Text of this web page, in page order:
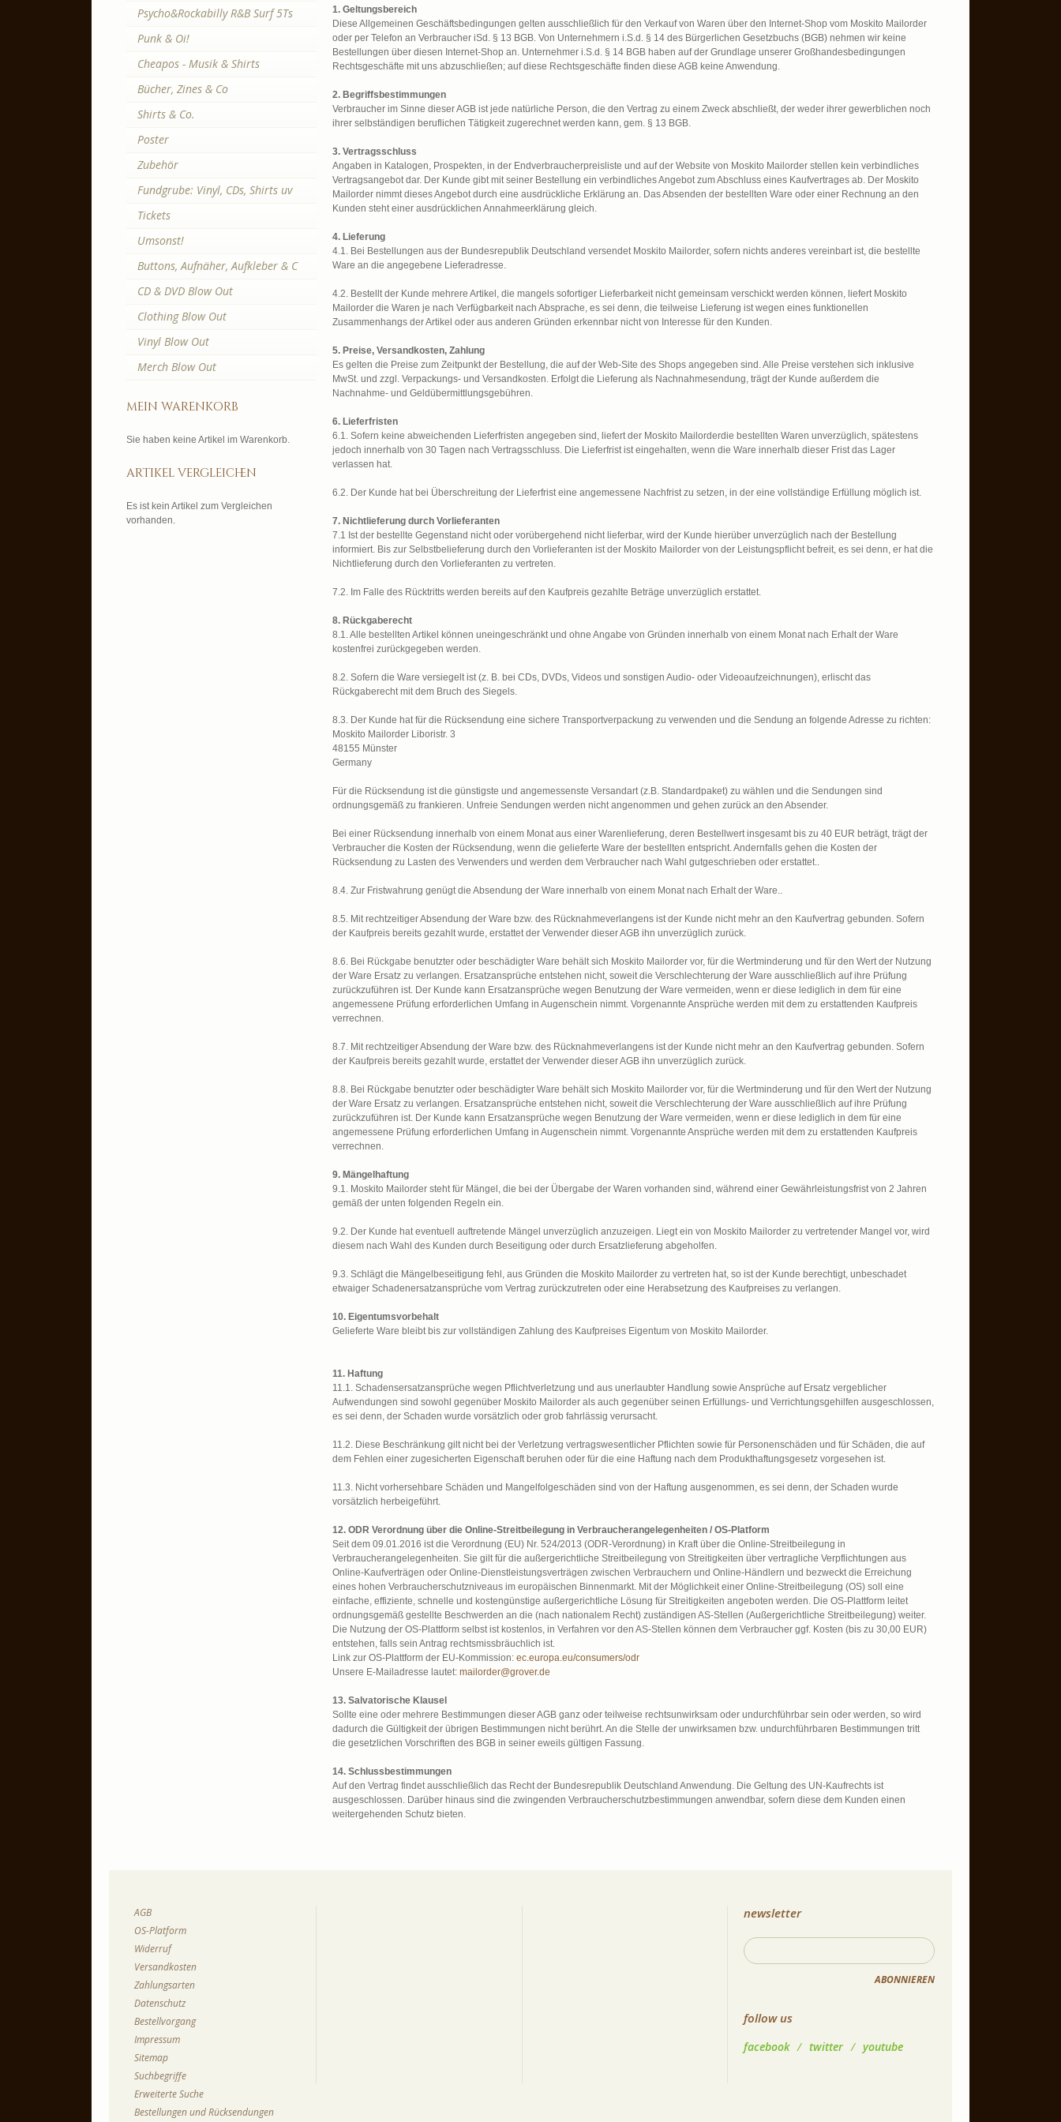
1. Geltungsbereich
Diese Allgemeinen Geschäftsbedingungen gelten ausschließlich für den Verkauf von Waren über den Internet-Shop vom Moskito Mailorder
oder per Telefon an Verbraucher iSd. § 13 BGB. Von Unternehmern i.S.d. § 14 des Bürgerlichen Gesetzbuchs (BGB) nehmen wir keine
Bestellungen über diesen Internet-Shop an. Unternehmer i.S.d. § 14 BGB haben auf der Grundlage unserer Großhandesbedingungen
Rechtsgeschäfte mit uns abzuschließen; auf diese Rechtsgeschäfte finden diese AGB keine Anwendung.
2. Begriffsbestimmungen
Verbraucher im Sinne dieser AGB ist jede natürliche Person, die den Vertrag zu einem Zweck abschließt, der weder ihrer gewerblichen noch
ihrer selbständigen beruflichen Tätigkeit zugerechnet werden kann, gem. § 13 BGB.
3. Vertragsschluss
Angaben in Katalogen, Prospekten, in der Endverbraucherpreisliste und auf der Website von Moskito Mailorder stellen kein verbindliches
Vertragsangebot dar. Der Kunde gibt mit seiner Bestellung ein verbindliches Angebot zum Abschluss eines Kaufvertrages ab. Der Moskito
Mailorder nimmt dieses Angebot durch eine ausdrückliche Erklärung an. Das Absenden der bestellten Ware oder einer Rechnung an den
Kunden steht einer ausdrücklichen Annahmeerklärung gleich.
4. Lieferung
4.1. Bei Bestellungen aus der Bundesrepublik Deutschland versendet Moskito Mailorder, sofern nichts anderes vereinbart ist, die bestellte
Ware an die angegebene Lieferadresse.
4.2. Bestellt der Kunde mehrere Artikel, die mangels sofortiger Lieferbarkeit nicht gemeinsam verschickt werden können, liefert Moskito
Mailorder die Waren je nach Verfügbarkeit nach Absprache, es sei denn, die teilweise Lieferung ist wegen eines funktionellen
Zusammenhangs der Artikel oder aus anderen Gründen erkennbar nicht von Interesse für den Kunden.
5. Preise, Versandkosten, Zahlung
Es gelten die Preise zum Zeitpunkt der Bestellung, die auf der Web-Site des Shops angegeben sind. Alle Preise verstehen sich inklusive
MwSt. und zzgl. Verpackungs- und Versandkosten. Erfolgt die Lieferung als Nachnahmesendung, trägt der Kunde außerdem die
Nachnahme- und Geldübermittlungsgebühren.
6. Lieferfristen
6.1. Sofern keine abweichenden Lieferfristen angegeben sind, liefert der Moskito Mailorderdie bestellten Waren unverzüglich, spätestens
jedoch innerhalb von 30 Tagen nach Vertragsschluss. Die Lieferfrist ist eingehalten, wenn die Ware innerhalb dieser Frist das Lager
verlassen hat.
6.2. Der Kunde hat bei Überschreitung der Lieferfrist eine angemessene Nachfrist zu setzen, in der eine vollständige Erfüllung möglich ist.
7. Nichtlieferung durch Vorlieferanten
7.1 Ist der bestellte Gegenstand nicht oder vorübergehend nicht lieferbar, wird der Kunde hierüber unverzüglich nach der Bestellung
informiert. Bis zur Selbstbelieferung durch den Vorlieferanten ist der Moskito Mailorder von der Leistungspflicht befreit, es sei denn, er hat die
Nichtlieferung durch den Vorlieferanten zu vertreten.
7.2. Im Falle des Rücktritts werden bereits auf den Kaufpreis gezahlte Beträge unverzüglich erstattet.
8. Rückgaberecht
8.1. Alle bestellten Artikel können uneingeschränkt und ohne Angabe von Gründen innerhalb von einem Monat nach Erhalt der Ware
kostenfrei zurückgegeben werden.
8.2. Sofern die Ware versiegelt ist (z. B. bei CDs, DVDs, Videos und sonstigen Audio- oder Videoaufzeichnungen), erlischt das
Rückgaberecht mit dem Bruch des Siegels.
8.3. Der Kunde hat für die Rücksendung eine sichere Transportverpackung zu verwenden und die Sendung an folgende Adresse zu richten:
Moskito Mailorder Liboristr. 3
48155 Münster
Germany
Für die Rücksendung ist die günstigste und angemessenste Versandart (z.B. Standardpaket) zu wählen und die Sendungen sind
ordnungsgemäß zu frankieren. Unfreie Sendungen werden nicht angenommen und gehen zurück an den Absender.
Bei einer Rücksendung innerhalb von einem Monat aus einer Warenlieferung, deren Bestellwert insgesamt bis zu 40 EUR beträgt, trägt der
Verbraucher die Kosten der Rücksendung, wenn die gelieferte Ware der bestellten entspricht. Andernfalls gehen die Kosten der
Rücksendung zu Lasten des Verwenders und werden dem Verbraucher nach Wahl gutgeschrieben oder erstattet..
8.4. Zur Fristwahrung genügt die Absendung der Ware innerhalb von einem Monat nach Erhalt der Ware..
8.5. Mit rechtzeitiger Absendung der Ware bzw. des Rücknahmeverlangens ist der Kunde nicht mehr an den Kaufvertrag gebunden. Sofern
der Kaufpreis bereits gezahlt wurde, erstattet der Verwender dieser AGB ihn unverzüglich zurück.
8.6. Bei Rückgabe benutzter oder beschädigter Ware behält sich Moskito Mailorder vor, für die Wertminderung und für den Wert der Nutzung
der Ware Ersatz zu verlangen. Ersatzansprüche entstehen nicht, soweit die Verschlechterung der Ware ausschließlich auf ihre Prüfung
zurückzuführen ist. Der Kunde kann Ersatzansprüche wegen Benutzung der Ware vermeiden, wenn er diese lediglich in dem für eine
angemessene Prüfung erforderlichen Umfang in Augenschein nimmt. Vorgenannte Ansprüche werden mit dem zu erstattenden Kaufpreis
verrechnen.
8.7. Mit rechtzeitiger Absendung der Ware bzw. des Rücknahmeverlangens ist der Kunde nicht mehr an den Kaufvertrag gebunden. Sofern
der Kaufpreis bereits gezahlt wurde, erstattet der Verwender dieser AGB ihn unverzüglich zurück.
8.8. Bei Rückgabe benutzter oder beschädigter Ware behält sich Moskito Mailorder vor, für die Wertminderung und für den Wert der Nutzung
der Ware Ersatz zu verlangen. Ersatzansprüche entstehen nicht, soweit die Verschlechterung der Ware ausschließlich auf ihre Prüfung
zurückzuführen ist. Der Kunde kann Ersatzansprüche wegen Benutzung der Ware vermeiden, wenn er diese lediglich in dem für eine
angemessene Prüfung erforderlichen Umfang in Augenschein nimmt. Vorgenannte Ansprüche werden mit dem zu erstattenden Kaufpreis
verrechnen.
9. Mängelhaftung
9.1. Moskito Mailorder steht für Mängel, die bei der Übergabe der Waren vorhanden sind, während einer Gewährleistungsfrist von 2 Jahren
gemäß der unten folgenden Regeln ein.
9.2. Der Kunde hat eventuell auftretende Mängel unverzüglich anzuzeigen. Liegt ein von Moskito Mailorder zu vertretender Mangel vor, wird
diesem nach Wahl des Kunden durch Beseitigung oder durch Ersatzlieferung abgeholfen.
9.3. Schlägt die Mängelbeseitigung fehl, aus Gründen die Moskito Mailorder zu vertreten hat, so ist der Kunde berechtigt, unbeschadet
etwaiger Schadenersatzansprüche vom Vertrag zurückzutreten oder eine Herabsetzung des Kaufpreises zu verlangen.
10. Eigentumsvorbehalt
Gelieferte Ware bleibt bis zur vollständigen Zahlung des Kaufpreises Eigentum von Moskito Mailorder.
11. Haftung
11.1. Schadensersatzansprüche wegen Pflichtverletzung und aus unerlaubter Handlung sowie Ansprüche auf Ersatz vergeblicher
Aufwendungen sind sowohl gegenüber Moskito Mailorder als auch gegenüber seinen Erfüllungs- und Verrichtungsgehilfen ausgeschlossen,
es sei denn, der Schaden wurde vorsätzlich oder grob fahrlässig verursacht.
11.2. Diese Beschränkung gilt nicht bei der Verletzung vertragswesentlicher Pflichten sowie für Personenschäden und für Schäden, die auf
dem Fehlen einer zugesicherten Eigenschaft beruhen oder für die eine Haftung nach dem Produkthaftungsgesetz vorgesehen ist.
11.3. Nicht vorhersehbare Schäden und Mangelfolgeschäden sind von der Haftung ausgenommen, es sei denn, der Schaden wurde
vorsätzlich herbeigeführt.
12. ODR Verordnung über die Online-Streitbeilegung in Verbraucherangelegenheiten / OS-Platform
Seit dem 09.01.2016 ist die Verordnung (EU) Nr. 524/2013 (ODR-Verordnung) in Kraft über die Online-Streitbeilegung in
Verbraucherangelegenheiten. Sie gilt für die außergerichtliche Streitbeilegung von Streitigkeiten über vertragliche Verpflichtungen aus
Online-Kaufverträgen oder Online-Dienstleistungsverträgen zwischen Verbrauchern und Online-Händlern und bezweckt die Erreichung
eines hohen Verbraucherschutzniveaus im europäischen Binnenmarkt. Mit der Möglichkeit einer Online-Streitbeilegung (OS) soll eine
einfache, effiziente, schnelle und kostengünstige außergerichtliche Lösung für Streitigkeiten angeboten werden. Die OS-Plattform leitet
ordnungsgemäß gestellte Beschwerden an die (nach nationalem Recht) zuständigen AS-Stellen (Außergerichtliche Streitbeilegung) weiter.
Die Nutzung der OS-Plattform selbst ist kostenlos, in Verfahren vor den AS-Stellen können dem Verbraucher ggf. Kosten (bis zu 30,00 EUR)
entstehen, falls sein Antrag rechtsmissbräuchlich ist.
Link zur OS-Plattform der EU-Kommission: ec.europa.eu/consumers/odr
Unsere E-Mailadresse lautet: mailorder@grover.de
13. Salvatorische Klausel
Sollte eine oder mehrere Bestimmungen dieser AGB ganz oder teilweise rechtsunwirksam oder undurchführbar sein oder werden, so wird
dadurch die Gültigkeit der übrigen Bestimmungen nicht berührt. An die Stelle der unwirksamen bzw. undurchführbaren Bestimmungen tritt
die gesetzlichen Vorschriften des BGB in seiner eweils gültigen Fassung.
14. Schlussbestimmungen
Auf den Vertrag findet ausschließlich das Recht der Bundesrepublik Deutschland Anwendung. Die Geltung des UN-Kaufrechts ist
ausgeschlossen. Darüber hinaus sind die zwingenden Verbraucherschutzbestimmungen anwendbar, sofern diese dem Kunden einen
weitergehenden Schutz bieten.
Psycho&Rockabilly R&B Surf 5Ts
Punk & Oi!
Cheapos - Musik & Shirts
Bücher, Zines & Co
Shirts & Co.
Poster
Zubehör
Fundgrube: Vinyl, CDs, Shirts uv
Tickets
Umsonst!
Buttons, Aufnäher, Aufkleber & C
CD & DVD Blow Out
Clothing Blow Out
Vinyl Blow Out
Merch Blow Out
mein warenkorb
Sie haben keine Artikel im Warenkorb.
artikel vergleichen
Es ist kein Artikel zum Vergleichen
vorhanden.
AGB
OS-Platform
Widerruf
Versandkosten
Zahlungsarten
Datenschutz
Bestellvorgang
Impressum
Sitemap
Suchbegriffe
Erweiterte Suche
Bestellungen und Rücksendungen
newsletter
ABONNIEREN
follow us
facebook / twitter / youtube